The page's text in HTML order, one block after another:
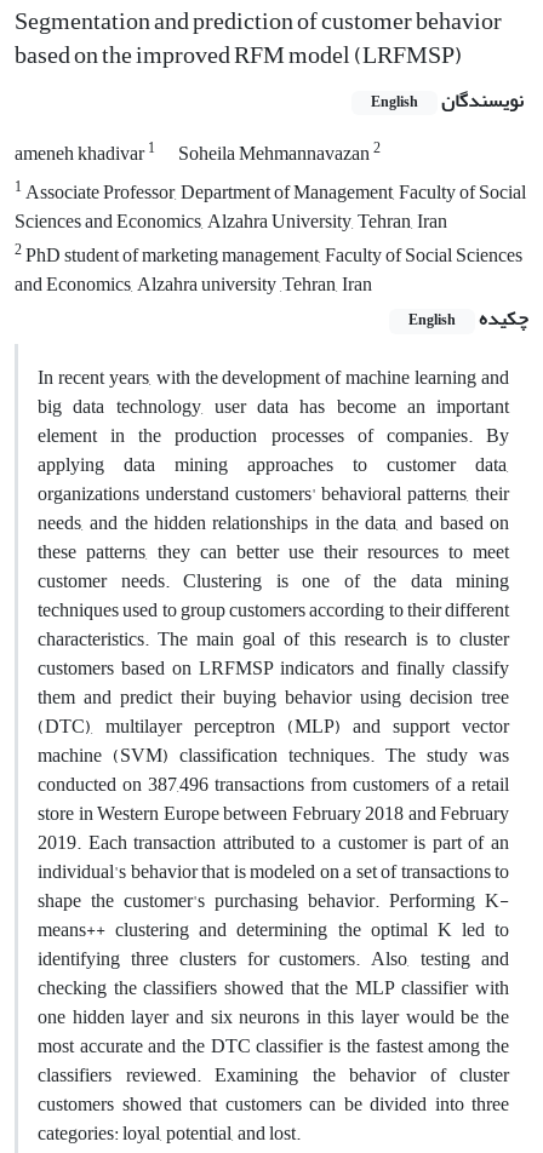
Segmentation and prediction of customer behavior
based on the improved RFM model (LRFMSP)
نویسندگان English
ameneh khadivar1 Soheila Mehmannavazan2
1Associate Professor, Department of Management, Faculty of Social
Sciences and Economics, Alzahra University, Tehran, Iran
2PhD student of marketing management, Faculty of Social Sciences
and Economics, Alzahra university ,Tehran, Iran
چکیده
English
In recent years, with the development of machine learning and
big data technology, user data has become an important
element in the production processes of companies. By
applying data mining approaches to customer data,
organizations understand customers' behavioral patterns, their
needs, and the hidden relationships in the data, and based on
these patterns, they can better use their resources to meet
customer needs. Clustering is one of the data mining
techniques used to group customers according to their different
characteristics. The main goal of this research is to cluster
customers based on LRFMSP indicators and finally classify
them and predict their buying behavior using decision tree
(DTC), multilayer perceptron (MLP) and support vector
machine (SVM) classification techniques. The study was
conducted on 387,496 transactions from customers of a retail
store in Western Europe between February 2018 and February
2019. Each transaction attributed to a customer is part of an
individual's behavior that is modeled on a set of transactions to
shape the customer's purchasing behavior. Performing K-
means++ clustering and determining the optimal K led to
identifying three clusters for customers. Also, testing and
checking the classifiers showed that the MLP classifier with
one hidden layer and six neurons in this layer would be the
most accurate and the DTC classifier is the fastest among the
classifiers reviewed. Examining the behavior of cluster
customers showed that customers can be divided into three
categories: loyal, potential, and lost.